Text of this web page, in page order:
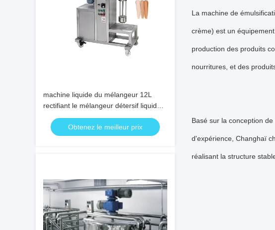
machine liquide du mélangeur 12L
rectifiant le mélangeur détersif liquide
Moulin de meulage cosmétique
Obtenez le meilleur prix
La machine de
crème) est un
production des produits
nourritures, et des
Basé sur la conception
d'expérience, Changhaï
réalisant la structure